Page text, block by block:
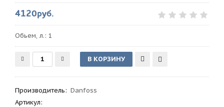
4120руб.
Обьем, л.: 1
Производитель: Danfoss
Артикул: